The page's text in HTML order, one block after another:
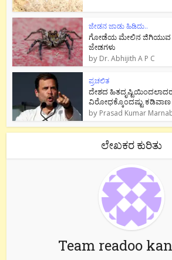
ಜೇಡನ ಜಾಡು ಹಿಡಿದು..
ಗೋಡೆಯ ಮೇಲಿನ ಜಿಗಿಯುವ
ಜೇಡಗಳು
by Dr. Abhijith A P C
ಪ್ರಚಲಿತ
ದೇಶದ
ವಿರೋಧಕ್ಕೊಂದಷ್ಟು
by Prasad Kumar
ಲೇಖಕರ ಕುರಿತು
Team readoo